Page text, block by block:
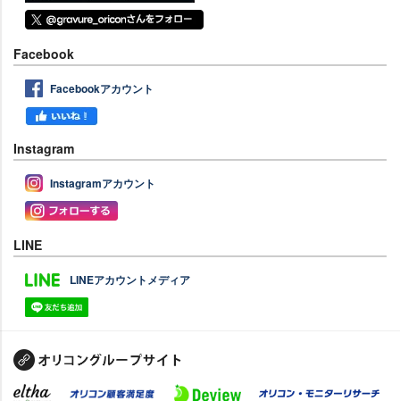
Facebook
Facebookアカウント
Instagram
Instagramアカウント
LINE
LINEアカウントメディア